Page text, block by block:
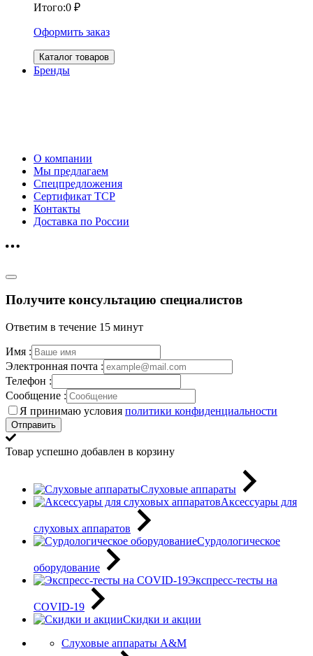
Итого:0 ₽
Оформить заказ
Каталог товаров
Бренды
О компании
Мы предлагаем
Спецпредложения
Сертификат ТСР
Контакты
Доставка по России
Получите консультацию специалистов
Ответим в течение 15 минут
Имя :
Электронная почта :
Телефон :
Сообщение :
Я принимаю условия политики конфиденциальности
Отправить
Товар успешно добавлен в корзину
Слуховые аппараты
Аксессуары для
слуховых аппаратов
Сурдологическое
оборудование
Экспресс-тесты на
COVID-19
Скидки и акции
Слуховые аппараты A&M